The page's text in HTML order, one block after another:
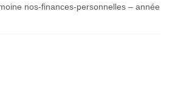
nos-finances-personnelles – année